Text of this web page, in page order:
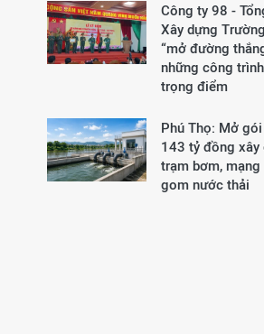
Công ty 98 -
Xây dựng
“mở đường
những công
trọng điểm
Phú Thọ: Mở
143 tỷ đồng xây
trạm bơm,
gom nước thải